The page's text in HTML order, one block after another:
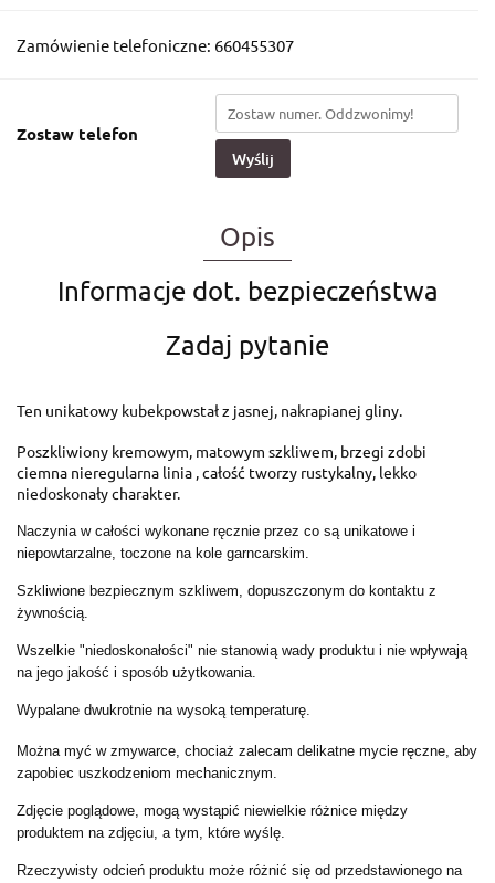
Zamówienie telefoniczne: 660455307
Zostaw telefon
Wyślij
Opis
Informacje dot. bezpieczeństwa
Zadaj pytanie
Ten unikatowy kubekpowstał z jasnej, nakrapianej gliny.
Poszkliwiony kremowym, matowym szkliwem, brzegi zdobi
ciemna nieregularna linia , całość tworzy rustykalny, lekko
niedoskonały charakter.
Naczynia w całości wykonane ręcznie przez co są unikatowe i
niepowtarzalne, toczone na kole garncarskim.
Szkliwione bezpiecznym szkliwem, dopuszczonym do kontaktu z
żywnością.
Wszelkie "niedoskonałości" nie stanowią wady produktu i nie wpływają
na jego jakość i sposób użytkowania.
Wypalane dwukrotnie na wysoką temperaturę.
Można myć w zmywarce, chociaż zalecam delikatne mycie ręczne, aby
zapobiec uszkodzeniom mechanicznym.
Zdjęcie poglądowe, mogą wystąpić niewielkie różnice między
produktem na zdjęciu, a tym, które wyślę.
Rzeczywisty odcień produktu może różnić się od przedstawionego na